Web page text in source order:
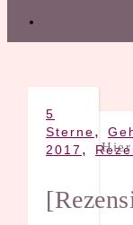
5
Sterne,
2017 ,